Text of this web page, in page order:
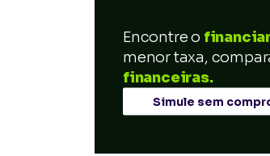
Encontre o
menor taxa,
financeiras.
Simule sem